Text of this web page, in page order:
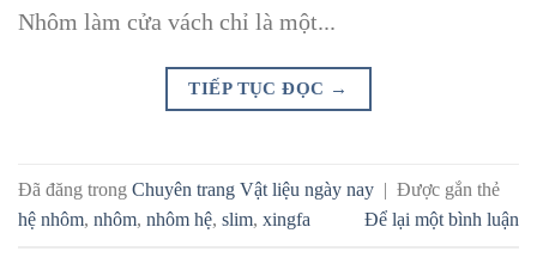
Nhôm làm cửa vách chỉ là một...
TIẾP TỤC ĐỌC →
Đã đăng trong Chuyên trang Vật liệu ngày nay | Được gắn thẻ
hệ nhôm, nhôm, nhôm hệ, slim, xingfa Để lại một bình luận